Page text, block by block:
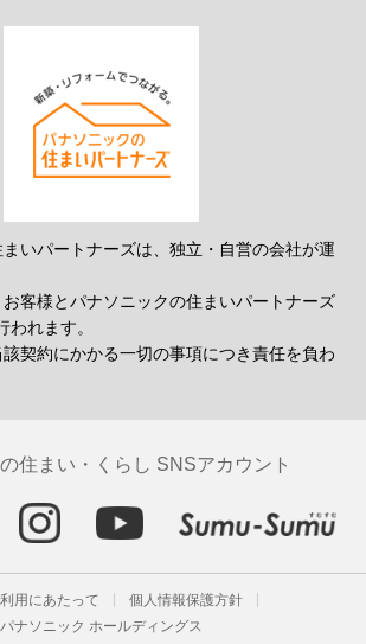
いパートナーズは、独立・自営の会社が運
客様とパナソニックの住まいパートナーズ
われます。
契約にかかる一切の事項につき責任を負わ
住まい・くらし SNSアカウント
用にあたって
個人情報保護方針
パナソニック ホールディングス